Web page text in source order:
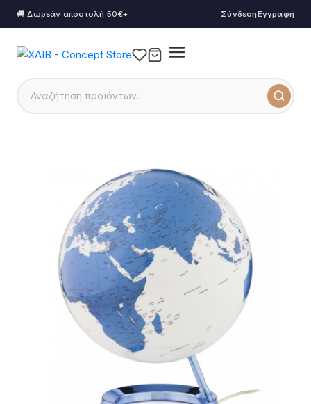
🚚 Δωρεάν αποστολή 50€+ ΣύνδεσηΕγγραφή